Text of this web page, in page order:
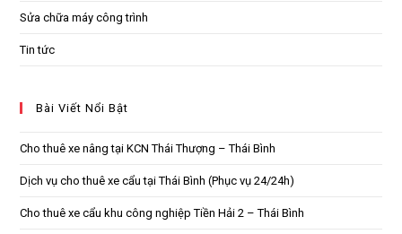
Sửa chữa máy công trình
Tin tức
Bài Viết Nổi Bật
Cho thuê xe nâng tại KCN Thái Thượng – Thái Bình
Dịch vụ cho thuê xe cẩu tại Thái Bình (Phục vụ 24/24h)
Cho thuê xe cẩu khu công nghiệp Tiền Hải 2 – Thái Bình